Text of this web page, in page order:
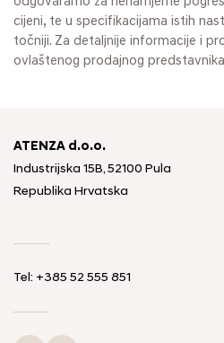
cijeni, te u specifikacijama istih
točniji. Za detaljnije informacije i
ovlaštenog prodajnog
ATENZA d.o.o.
Industrijska 15B, 52100 Pula
Republika Hrvatska
Tel: +385 52 555 851